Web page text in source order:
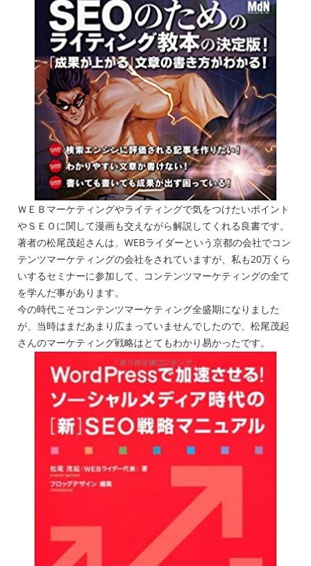
ＷＥＢマーケティングやライティングで気をつけたいポイント
やＳＥＯに関して漫画も交えながら解説してくれる良書です。
著者の松尾茂起さんは、WEBライダーという京都の会社でコン
テンツマーケティングの会社をされていますが、私も20万くら
いするセミナーに参加して、コンテンツマーケティングの全て
を学んだ事があります。
今の時代こそコンテンツマーケティング全盛期になりました
が、当時はまだあまり広まっていませんでしたので、松尾茂起
さんのマーケティング戦略はとてもわかり易かったです。